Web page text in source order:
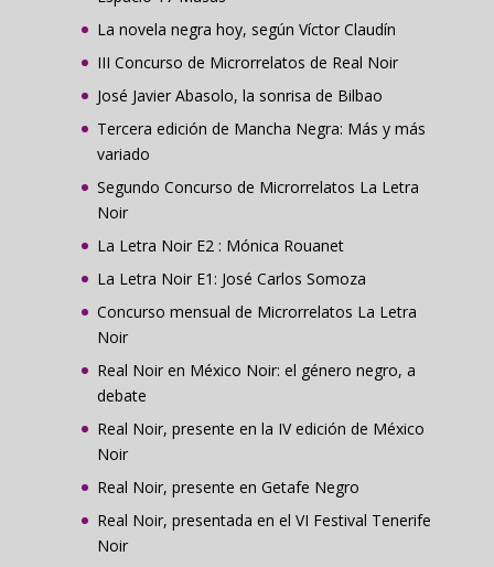
La novela negra hoy, según Víctor Claudín
III Concurso de Microrrelatos de Real Noir
José Javier Abasolo, la sonrisa de Bilbao
Tercera edición de Mancha Negra: Más y más
variado
Segundo Concurso de Microrrelatos La Letra
Noir
La Letra Noir E2 : Mónica Rouanet
La Letra Noir E1: José Carlos Somoza
Concurso mensual de Microrrelatos La Letra
Noir
Real Noir en México Noir: el género negro, a
debate
Real Noir, presente en la IV edición de México
Noir
Real Noir, presente en Getafe Negro
Real Noir, presentada en el VI Festival Tenerife
Noir